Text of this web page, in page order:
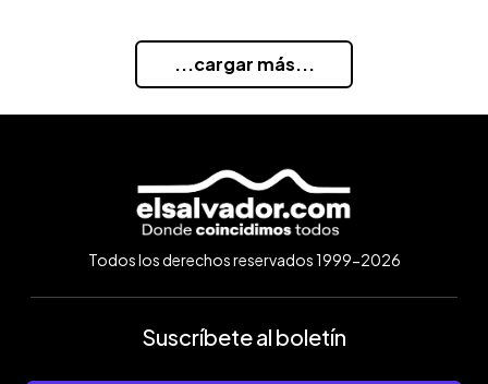
...cargar más...
Todos los derechos reservados 1999-2026
Suscríbete al boletín